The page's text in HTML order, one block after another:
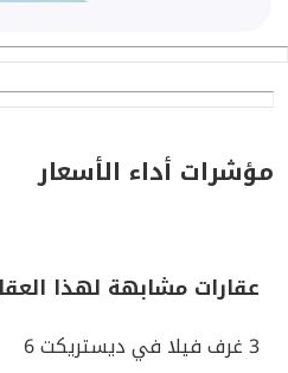
مؤشرات أداء الأسعار
عقارات مشابهة لهذا
3 غرف فيلا في ديستريكت 6